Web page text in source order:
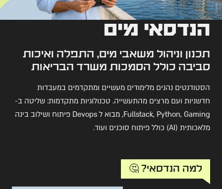
הנדסאי מים
תכנון וניהול משאבי מים, התפלה ואיכות
סביבה כולל הסמכות משרד הבריאות
הסטודנטים נהנים מלימודים מעשיים ומתקדמים במעבדות
חדשניות ועם מרצים מהתעשייה. טכנולוגיות מתקדמות: שליטה ב-
Fullstack, Python, Gaming, מבוא ל Devops פיתוח ושילוב בינה
מלאכותית (AI) כולל פיתוח סוכנים ועוד.
למה הנדסאי? 🤔